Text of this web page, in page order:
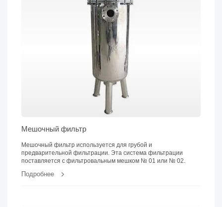
Мешочный фильтр
Мешочный фильтр используется для грубой и
предварительной фильтрации. Эта система фильтрации
поставляется с фильтровальным мешком № 01 или № 02.
Подробнее